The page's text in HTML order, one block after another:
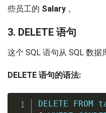
些员工的 Salary 。
3. DELETE 语句
这个 SQL 语句从 SQL 数据
DELETE 语句的语法:
DELETE FROM